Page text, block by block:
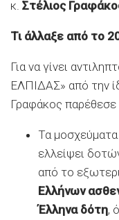
κ. Στέλιος
Τι άλλαξε από το
Για να γίνει
ΕΛΠΙΔΑΣ» από την
Γραφάκος παρέθεσε
Τα μοσχεύματα
ελλείψει
από το
Ελλήνων
Έλληνα δότη,